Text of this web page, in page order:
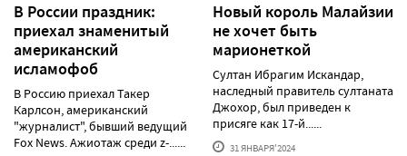
В России праздник:
приехал знаменитый
американский
исламофоб
В Россию приехал Такер
Карлсон, американский
"журналист", бывший ведущий
Fox News. Ажиотаж среди z-......
Новый король Малайзии
не хочет быть
марионеткой
Султан Ибрагим Искандар,
наследный правитель султаната
Джохор, был приведен к
присяге как 17-й......
31 ЯНВАРЯ'2024